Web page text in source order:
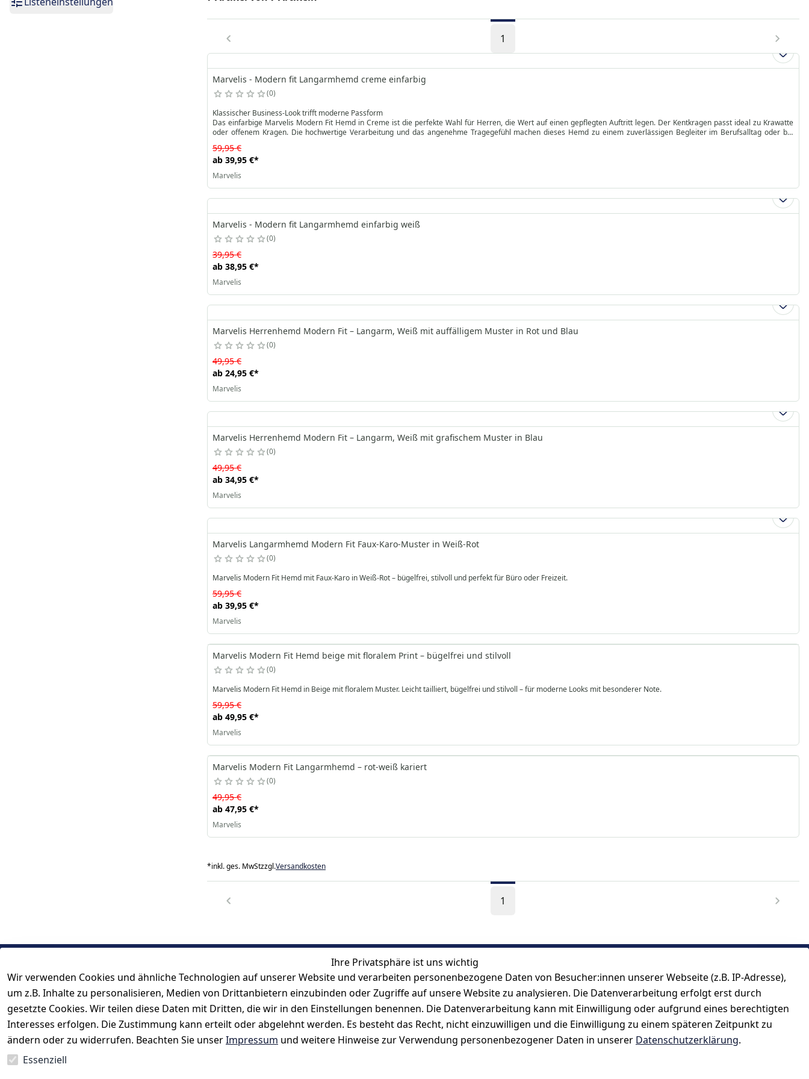
1
Marvelis - Modern fit Langarmhemd creme einfarbig
0
Klassischer Business-Look trifft moderne Passform
Das einfarbige Marvelis Modern Fit Hemd in Creme ist die perfekte Wahl für Herren, die Wert auf einen gepflegten Auftritt legen. Der Kentkragen passt ideal zu Krawatte
oder offenem Kragen. Die hochwertige Verarbeitung und das angenehme Tragegefühl machen dieses Hemd zu einem zuverlässigen Begleiter im Berufsalltag oder bei
ab 39,95 €*
59,95 €
Marvelis
Marvelis - Modern fit Langarmhemd einfarbig weiß
0
ab 38,95 €*
39,95 €
Marvelis
Marvelis Herrenhemd Modern Fit – Langarm, Weiß mit auffälligem Muster in Rot und Blau
0
ab 24,95 €*
49,95 €
Marvelis
Marvelis Herrenhemd Modern Fit – Langarm, Weiß mit grafischem Muster in Blau
0
ab 34,95 €*
49,95 €
Marvelis
Marvelis Langarmhemd Modern Fit Faux-Karo-Muster in Weiß-Rot
0
Marvelis Modern Fit Hemd mit Faux-Karo in Weiß-Rot – bügelfrei, stilvoll und perfekt für Büro oder Freizeit.
ab 39,95 €*
59,95 €
Marvelis
Marvelis Modern Fit Hemd beige mit floralem Print – bügelfrei und stilvoll
0
Marvelis Modern Fit Hemd in Beige mit floralem Muster. Leicht tailliert, bügelfrei und stilvoll – für moderne Looks mit besonderer Note.
ab 49,95 €*
59,95 €
Marvelis
Marvelis Modern Fit Langarmhemd – rot-weiß kariert
0
ab 47,95 €*
49,95 €
Marvelis
*inkl. ges. MwStzzgl.Versandkosten
1
Ihre Privatsphäre ist uns wichtig
Wir verwenden Cookies und ähnliche Technologien auf unserer Website und verarbeiten personenbezogene Daten von Besucher:innen unserer Webseite (z.B. IP-Adresse),
um z.B. Inhalte zu personalisieren, Medien von Drittanbietern einzubinden oder Zugriffe auf unsere Website zu analysieren. Die Datenverarbeitung erfolgt erst durch
gesetzte Cookies. Wir teilen diese Daten mit Dritten, die wir in den Einstellungen benennen. Die Datenverarbeitung kann mit Einwilligung oder aufgrund eines berechtigten
Interesses erfolgen. Die Zustimmung kann erteilt oder abgelehnt werden. Es besteht das Recht, nicht einzuwilligen und die Einwilligung zu einem späteren Zeitpunkt zu
ändern oder zu widerrufen. Beachten Sie unserImpressum und weitere Hinweise zur Verwendung personenbezogener Daten in unserer Datenschutzerklärung.
Essenziell
Rechtliches
AGB
Datenschutzerklärung
Widerrufsrecht
Kontakt
Kontakt
Registrieren